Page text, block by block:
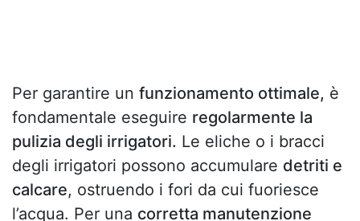
Per garantire un funzionamento ottimale, è
fondamentale eseguire regolarmente la
pulizia degli irrigatori. Le eliche o i bracci
degli irrigatori possono accumulare detriti e
calcare, ostruendo i fori da cui fuoriesce
l’acqua. Per una corretta manutenzione